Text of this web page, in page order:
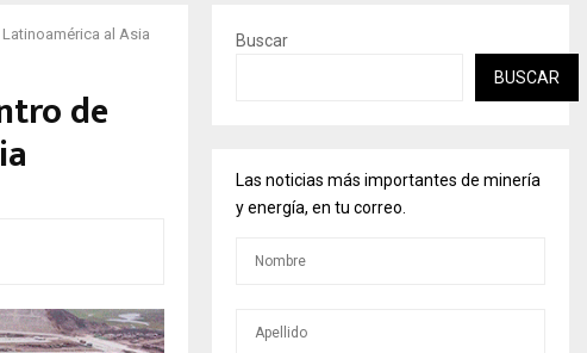
al Asia
de
Buscar
BUSCAR
Las noticias más importantes de minería
y energía, en tu correo.